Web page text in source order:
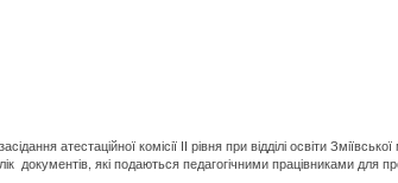
атестаційної комісії ІІ рівня при відділі освіти
документів, які подаються педагогічними працівниками для